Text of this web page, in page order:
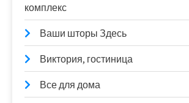
комплекс
Ваши шторы Здесь
Виктория, гостиница
Все для дома